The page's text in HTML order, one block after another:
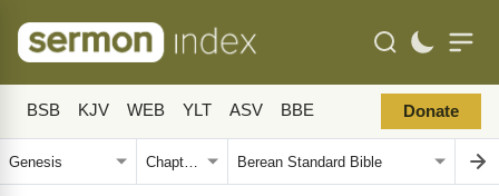
BSB KJV WEB YLT ASV BBE Donate